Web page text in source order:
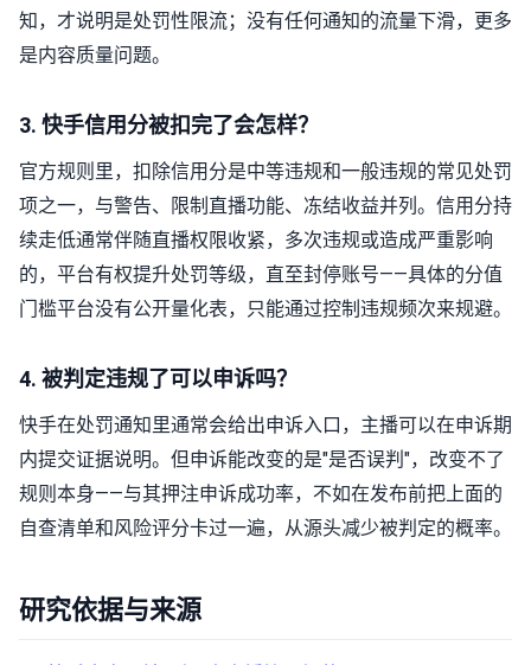
知，才说明是处罚性限流；没有任何通知的流量下滑，更多
是内容质量问题。
3. 快手信用分被扣完了会怎样？
官方规则里，扣除信用分是中等违规和一般违规的常见处罚
项之一，与警告、限制直播功能、冻结收益并列。信用分持
续走低通常伴随直播权限收紧，多次违规或造成严重影响
的，平台有权提升处罚等级，直至封停账号——具体的分值
门槛平台没有公开量化表，只能通过控制违规频次来规避。
4. 被判定违规了可以申诉吗？
快手在处罚通知里通常会给出申诉入口，主播可以在申诉期
内提交证据说明。但申诉能改变的是"是否误判"，改变不了
规则本身——与其押注申诉成功率，不如在发布前把上面的
自查清单和风险评分卡过一遍，从源头减少被判定的概率。
研究依据与来源